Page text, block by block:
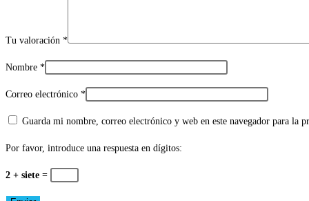
Tu valoración *
Nombre *
Correo electrónico *
Guarda mi nombre, correo electrónico y web en este navegador para la
Por favor, introduce una respuesta en dígitos:
2 + siete =